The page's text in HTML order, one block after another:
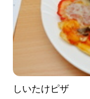
しいたけピザ